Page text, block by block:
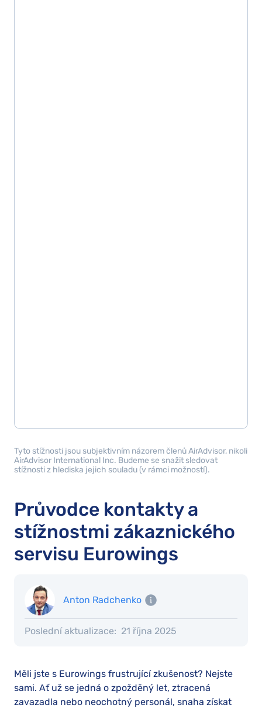
Tyto stížnosti jsou subjektivním názorem členů AirAdvisor, nikoli
AirAdvisor International Inc. Budeme se snažit sledovat
stížnosti z hlediska jejich souladu (v rámci možností).
Průvodce kontakty a
stížnostmi zákaznického
servisu Eurowings
Anton Radchenko
Poslední aktualizace: 21 října 2025
Měli jste s Eurowings frustrující zkušenost? Nejste
sami. Ať už se jedná o zpožděný let, ztracená
zavazadla nebo neochotný personál, snaha získat